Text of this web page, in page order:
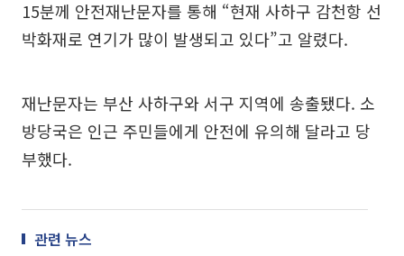
15분께 안전재난문자를 통해 “현재 사하구 감천항 선
박화재로 연기가 많이 발생되고 있다”고 알렸다.
재난문자는 부산 사하구와 서구 지역에 송출됐다. 소
방당국은 인근 주민들에게 안전에 유의해 달라고 당
부했다.
관련 뉴스